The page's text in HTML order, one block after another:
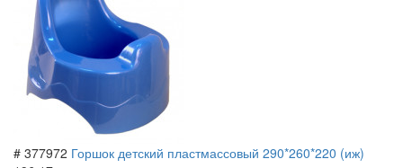
# 377972 Горшок детский пластмассовый 290*260*220 (иж)